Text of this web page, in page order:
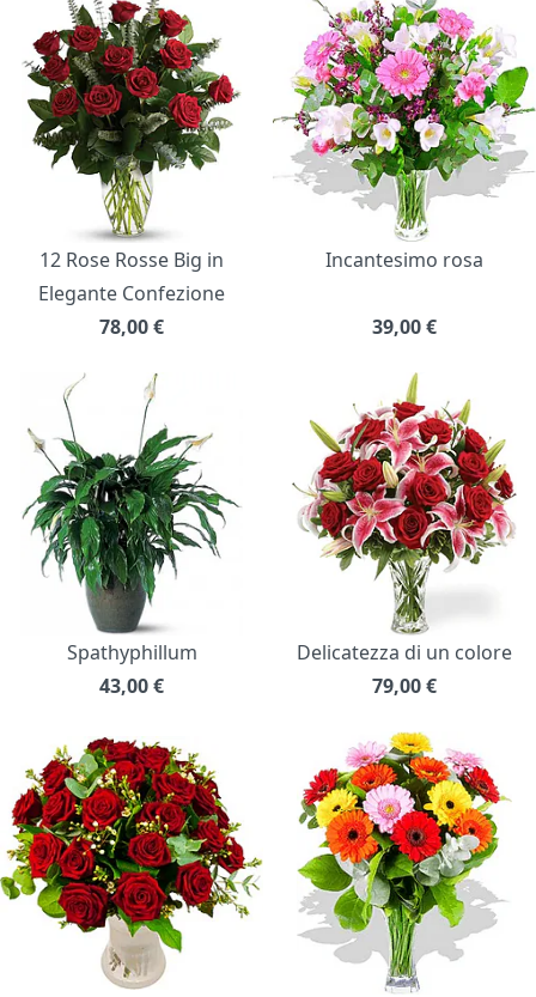
12 Rose Rosse Big in
Elegante Confezione
78,00€
Incantesimo rosa
39,00€
Spathyphillum
43,00€
Delicatezza di un colore
79,00€